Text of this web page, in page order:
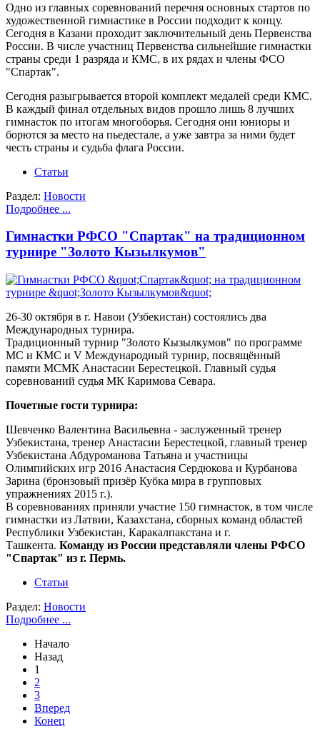
Одно из главных соревнований перечня основных стартов по
художественной гимнастике в России подходит к концу.
Сегодня в Казани проходит заключительный день Первенства
России. В числе участниц Первенства сильнейшие гимнастки
страны среди 1 разряда и КМС, в их рядах и члены ФСО
"Спартак".
Сегодня разыгрывается второй комплект медалей среди КМС.
В каждый финал отдельных видов прошло лишь 8 лучших
гимнасток по итогам многоборья. Сегодня они юниоры и
борются за место на пьедестале, а уже завтра за ними будет
честь страны и судьба флага России.
Статьи
Раздел: Новости
Подробнее ...
Гимнастки РФСО "Спартак" на традиционном
турнире "Золото Кызылкумов"
26-30 октября в г. Навои (Узбекистан) состоялись два
Международных турнира.
Традиционный турнир "Золото Кызылкумов" по программе
МС и КМС и V Международный турнир, посвящённый
памяти МСМК Анастасии Берестецкой. Главный судья
соревнований судья МК Каримова Севара.
Почетные гости турнира:
Шевченко Валентина Васильевна - заслуженный тренер
Узбекистана, тренер Анастасии Берестецкой, главный тренер
Узбекистана Абдуроманова Татьяна и участницы
Олимпийских игр 2016 Анастасия Сердюкова и Курбанова
Зарина (бронзовый призёр Кубка мира в групповых
упражнениях 2015 г.).
В соревнованиях приняли участие 150 гимнасток, в том числе
гимнастки из Латвии, Казахстана, сборных команд областей
Республики Узбекистан, Каракалпакстана и г.
Ташкента. Команду из России представляли члены РФСО
"Спартак" из г. Пермь.
Статьи
Раздел: Новости
Подробнее ...
Начало
Назад
1
2
3
Вперед
Конец